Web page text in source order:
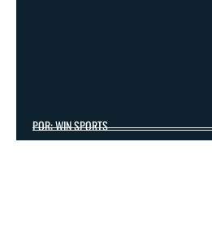
POR: WIN SPORTS